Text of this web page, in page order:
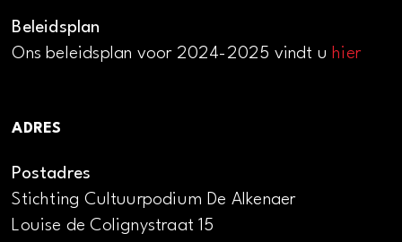
Beleidsplan
Ons beleidsplan voor 2024-2025 vindt uhier
ADRES
Postadres
Stichting Cultuurpodium De Alkenaer
Louise de Colignystraat 15